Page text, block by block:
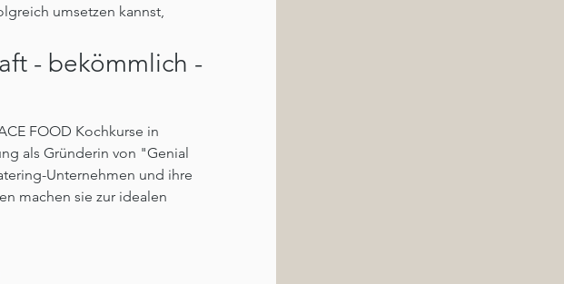
umsetzen kannst,
- bekömmlich -
FOOD Kochkurse in
als Gründerin von "Genial
Unternehmen und ihre
machen sie zur idealen